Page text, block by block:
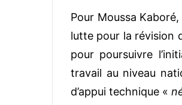
Pour Moussa
lutte pour la révision
pour poursuivre
travail au niveau
d’appui technique «